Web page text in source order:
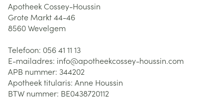
Apotheek Cossey-Houssin
Grote Markt 44-46
8560Wevelgem
Telefoon: 056 41 11 13
E-mailadres: info@apotheekcossey-houssin.com
APB nummer: 344202
Apotheek titularis: Anne Houssin
BTW nummer: BE0438720112